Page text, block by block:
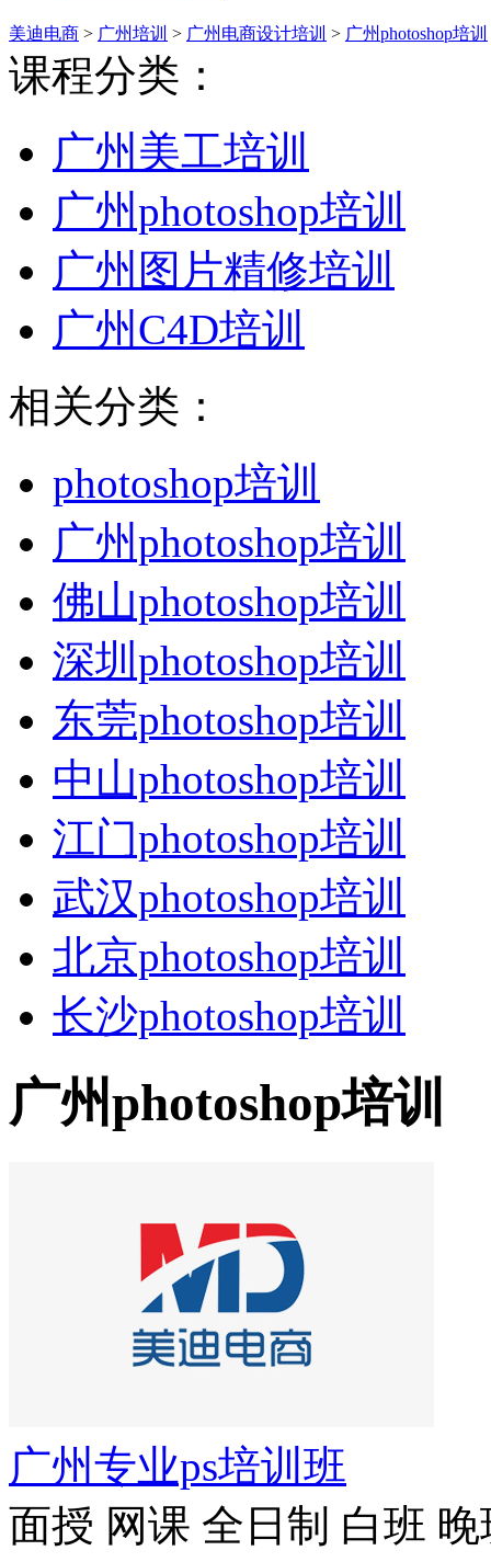
美迪电商 > 广州培训 > 广州电商设计培训 > 广州photoshop培训
课程分类：
广州美工培训
广州photoshop培训
广州图片精修培训
广州C4D培训
相关分类：
photoshop培训
广州photoshop培训
佛山photoshop培训
深圳photoshop培训
东莞photoshop培训
中山photoshop培训
江门photoshop培训
武汉photoshop培训
北京photoshop培训
长沙photoshop培训
广州photoshop培训
广州专业ps培训班
面授 网课 全日制 白班 晚